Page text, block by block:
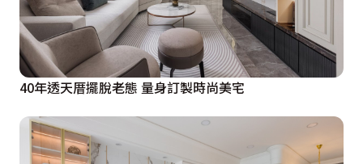
40年透天厝擺脫老態 量身訂製時尚美宅